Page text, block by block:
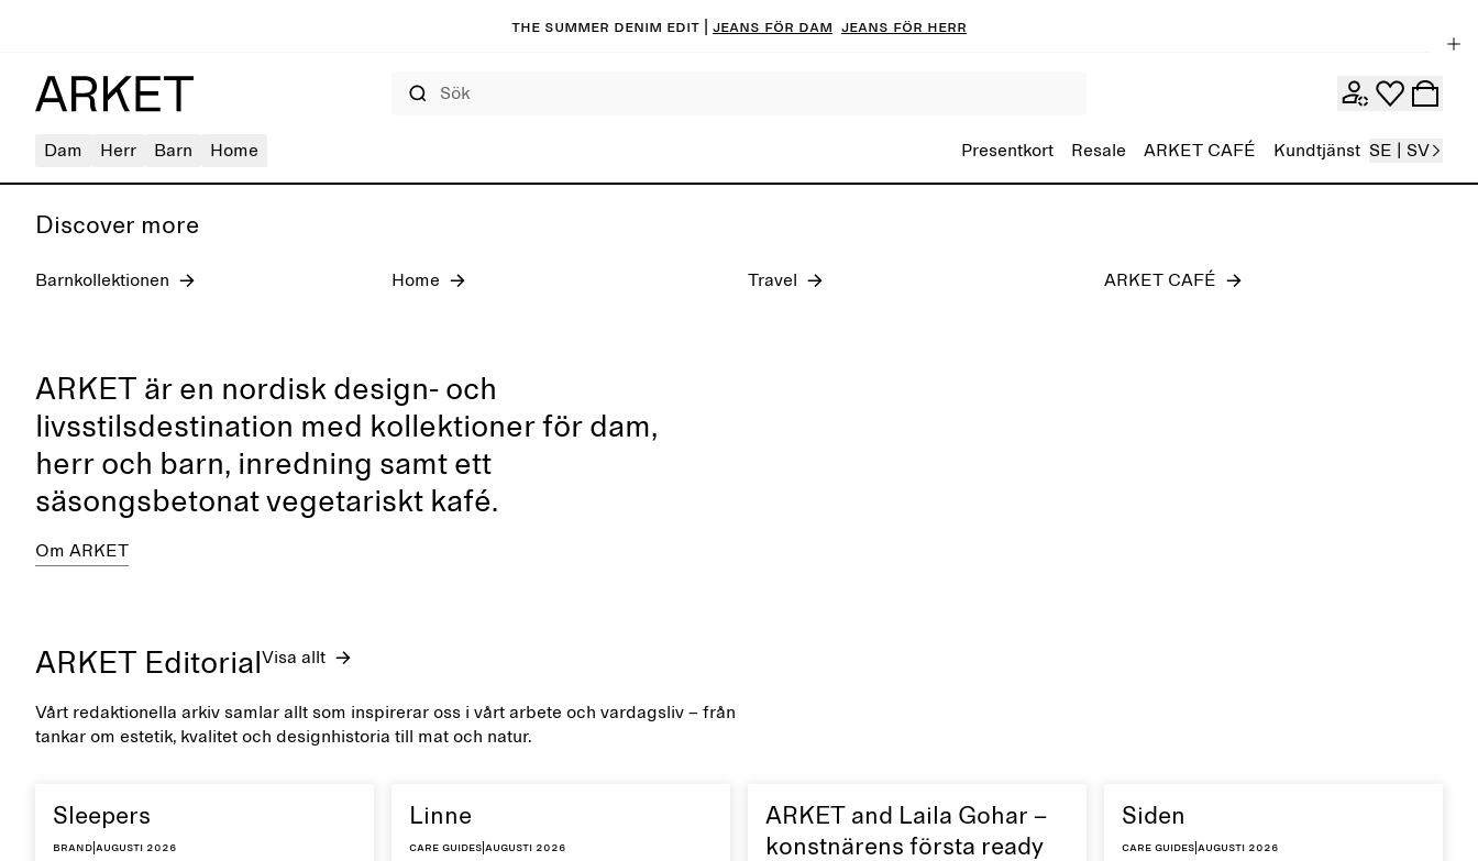
The summer denim edit | Jeans för dam Jeans för herr
Dam Herr Barn Home Presentkort Resale ARKET CAFÉ Kundtjänst SE | SV
Discover more
Barnkollektionen Home Travel ARKET CAFÉ
ARKET är en nordisk design- och
livsstilsdestination med kollektioner för dam,
herr och barn, inredning samt ett
säsongsbetonat vegetariskt kafé.
Om ARKET
ARKET Editorial Visa allt
Vårt redaktionella arkiv samlar allt som inspirerar oss i vårt arbete och vardagsliv – från
tankar om estetik, kvalitet och designhistoria till mat och natur.
Sleepers
Brand augusti 2026
Linne
Care guides augusti 2026
ARKET and Laila Gohar –
konstnärens första ready
Siden
Care guides augusti 2026